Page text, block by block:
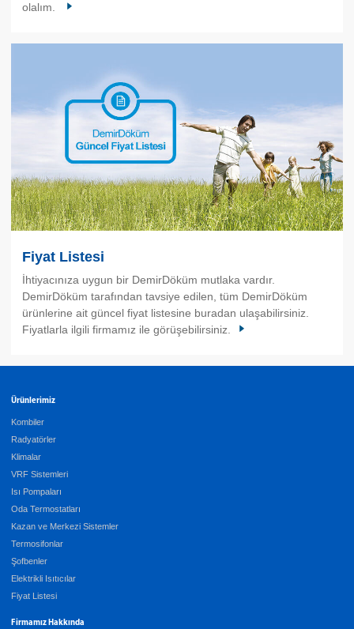
olalım.
Fiyat Listesi
İhtiyacınıza uygun bir DemirDöküm mutlaka vardır.
DemirDöküm tarafından tavsiye edilen, tüm DemirDöküm
ürünlerine ait güncel fiyat listesine buradan ulaşabilirsiniz.
Fiyatlarla ilgili firmamız ile görüşebilirsiniz.
Ürünlerimiz
Kombiler
Radyatörler
Klimalar
VRF Sistemleri
Isı Pompaları
Oda Termostatları
Kazan ve Merkezi Sistemler
Termosifonlar
Şofbenler
Elektrikli Isıtıcılar
Fiyat Listesi
Firmamız Hakkında